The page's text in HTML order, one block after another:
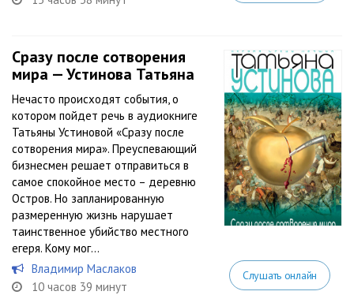
Сразу после сотворения
мира — Устинова Татьяна
Нечасто происходят события, о
котором пойдет речь в аудиокниге
Татьяны Устиновой «Сразу после
сотворения мира». Преуспевающий
бизнесмен решает отправиться в
самое спокойное место – деревню
Остров. Но запланированную
размеренную жизнь нарушает
таинственное убийство местного
егеря. Кому мог...
Владимир Маслаков
10 часов 39 минут
Слушать онлайн